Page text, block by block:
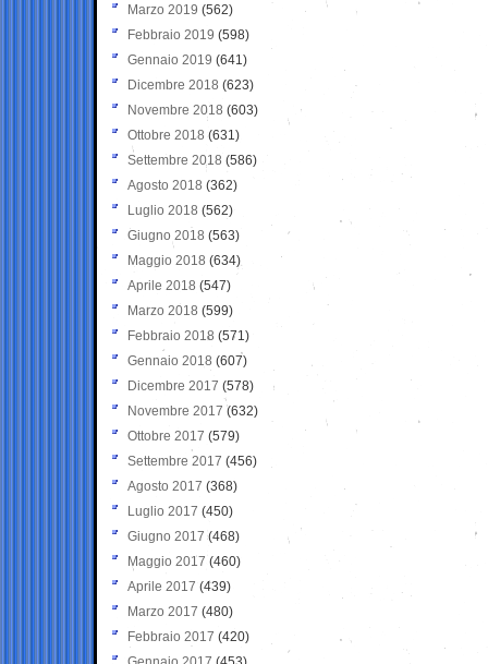
Marzo 2019 (562)
Febbraio 2019 (598)
Gennaio 2019 (641)
Dicembre 2018 (623)
Novembre 2018 (603)
Ottobre 2018 (631)
Settembre 2018 (586)
Agosto 2018 (362)
Luglio 2018 (562)
Giugno 2018 (563)
Maggio 2018 (634)
Aprile 2018 (547)
Marzo 2018 (599)
Febbraio 2018 (571)
Gennaio 2018 (607)
Dicembre 2017 (578)
Novembre 2017 (632)
Ottobre 2017 (579)
Settembre 2017 (456)
Agosto 2017 (368)
Luglio 2017 (450)
Giugno 2017 (468)
Maggio 2017 (460)
Aprile 2017 (439)
Marzo 2017 (480)
Febbraio 2017 (420)